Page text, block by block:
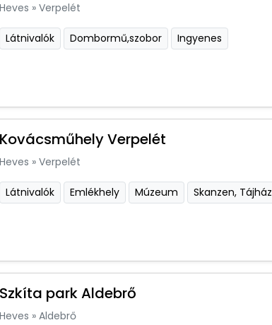
Heves » Verpelét
Látnivalók Dombormű,szobor Ingyenes
Kovácsműhely Verpelét
Heves » Verpelét
Látnivalók Emlékhely Múzeum Skanzen, Tájház
Szkíta park Aldebrő
Heves » Aldebrő